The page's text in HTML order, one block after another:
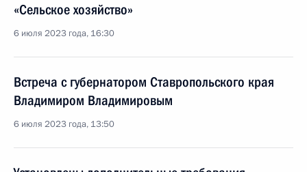
«Сельское хозяйство»
6 июля 2023 года, 16:30
Встреча с губернатором Ставропольского края
Владимиром Владимировым
6 июля 2023 года, 13:50